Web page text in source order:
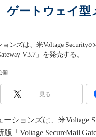
ゲートウェイ型
ンズは、米Voltage Security
V3.7」を発売する。
開
見る
ションズは、米Voltage
「Voltage SecureMail